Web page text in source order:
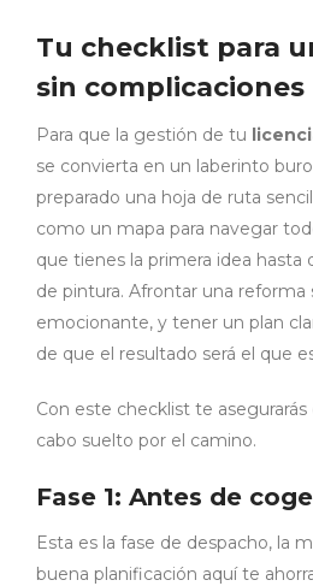
Tu checklist para
sin complicaciones
Para que la gestión de tu
se convierta en un laberinto
preparado una hoja de ruta
como un mapa para navegar
que tienes la primera idea hasta
de pintura. Afrontar una reforma
emocionante, y tener un plan
de que el resultado será el que
Con este checklist te
cabo suelto por el camino.
Fase 1: Antes de
Esta es la fase de despacho, la
buena planificación aquí te